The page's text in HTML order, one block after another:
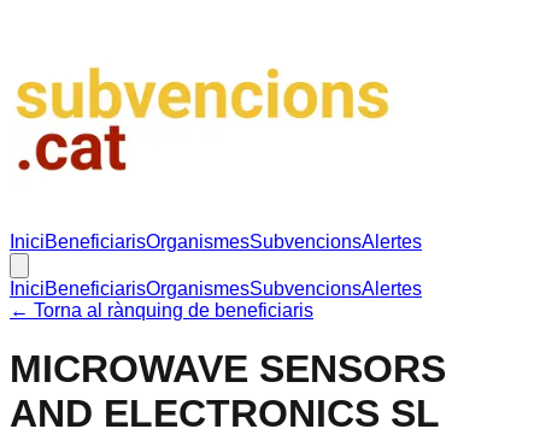
IniciBeneficiarisOrganismesSubvencionsAlertes
IniciBeneficiarisOrganismesSubvencionsAlertes
← Torna al rànquing de beneficiaris
MICROWAVE SENSORS
AND ELECTRONICS SL